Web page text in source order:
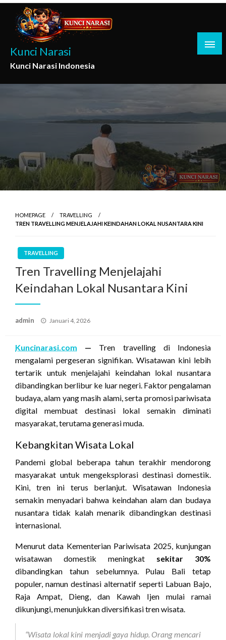
Skip
content
Kunci Narasi
Kunci Narasi Indonesia
HOMEPAGE
TRAVELLING
TREN TRAVELLING MENJELAJAHI KEINDAHAN LOKAL NUSANTARA KINI
TRAVELLING
Tren Travelling Menjelajahi
Keindahan Lokal Nusantara Kini
admin
Posted
Januari 4, 2026
Kuncinarasi.com — Tren travelling di Indonesia
mengalami pergeseran signifikan. Wisatawan kini lebih
tertarik untuk menjelajahi keindahan lokal nusantara
dibandingkan berlibur ke luar negeri. Faktor pengalaman
budaya, alam yang masih alami, serta promosi pariwisata
digital membuat destinasi lokal semakin diminati
masyarakat, terutama generasi muda.
Kebangkitan Wisata Lokal
Pandemi global beberapa tahun terakhir mendorong
masyarakat untuk mengeksplorasi destinasi domestik.
Kini, tren ini terus berlanjut. Wisatawan Indonesia
semakin menyadari bahwa keindahan alam dan budaya
nusantara tidak kalah menarik dibandingkan destinasi
internasional.
Menurut data Kementerian Pariwisata 2025, kunjungan
wisatawan domestik meningkat sekitar 30%
dibandingkan tahun sebelumnya. Pulau Bali tetap
populer, namun destinasi alternatif seperti Labuan Bajo,
Raja Ampat, Dieng, dan Kawah Ijen mulai ramai
dikunjungi, menunjukkan diversifikasi tren wisata.
“Wisata lokal kini menjadi gaya hidup. Orang mencari